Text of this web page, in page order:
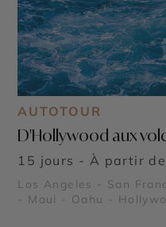
AUTOTOUR
D'Hollywood aux
15 jours - À partir de
Los Angeles - San
- Maui - Oahu -